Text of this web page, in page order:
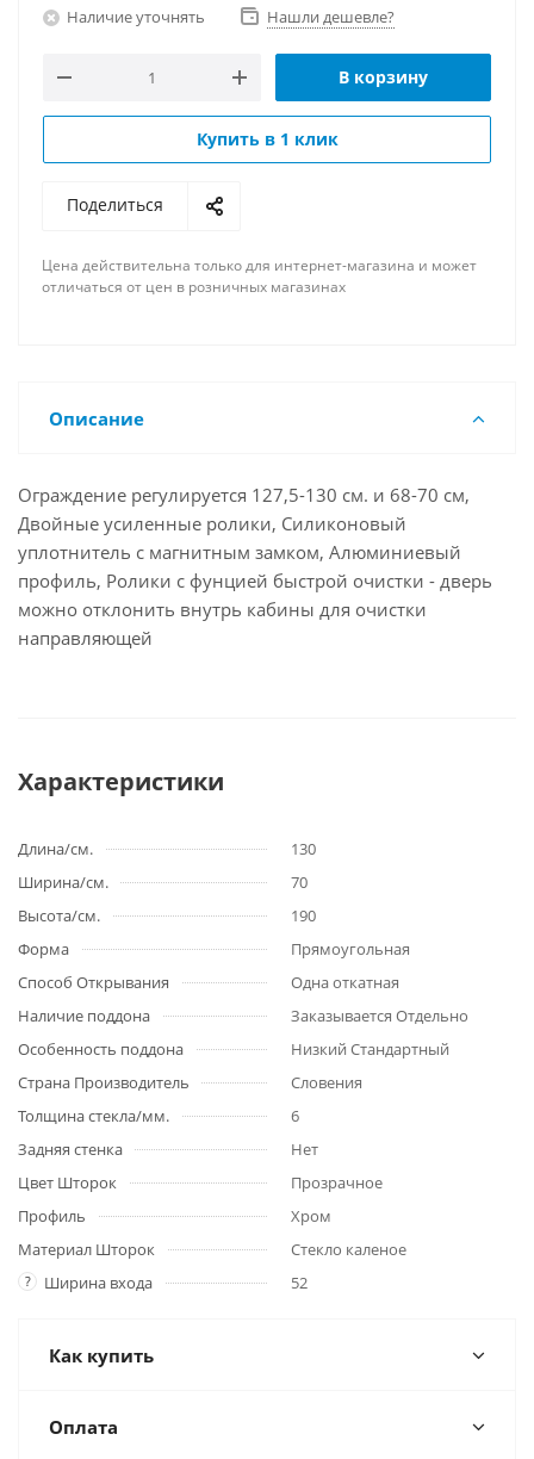
Наличие уточнять Нашли дешевле?
В корзину
Купить в 1 клик
Поделиться
Цена действительна только для интернет-магазина и может
отличаться от цен в розничных магазинах
Описание
Ограждение регулируется 127,5-130 см. и 68-70 см,
Двойные усиленные ролики, Силиконовый
уплотнитель с магнитным замком, Алюминиевый
профиль, Ролики с фунцией быстрой очистки - дверь
можно отклонить внутрь кабины для очистки
направляющей
Характеристики
Длина/см.
130
Ширина/см.
70
Высота/см.
190
Форма
Прямоугольная
Способ Открывания
Одна откатная
Наличие поддона
Заказывается Отдельно
Особенность поддона
Низкий Стандартный
Страна Производитель
Словения
Толщина стекла/мм.
6
Задняя стенка
Нет
Цвет Шторок
Прозрачное
Профиль
Хром
Материал Шторок
Стекло каленое
? Ширина входа 52
Как купить
Оплата